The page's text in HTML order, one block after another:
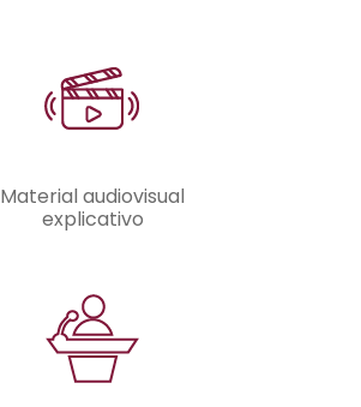
Material audiovisual
explicativo